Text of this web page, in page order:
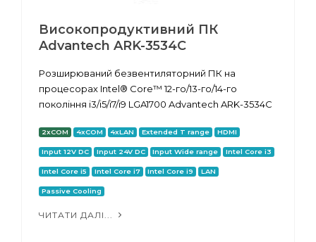
Високопродуктивний ПК
Advantech ARK-3534C
Розширюваний безвентиляторний ПК на
процесорах Intel® Core™ 12-го/13-го/14-го
покоління i3/i5/i7/i9 LGA1700 Advantech ARK-3534C
2xCOM 4xCOM 4xLAN Extended T range HDMI
Input 12V DC Input 24V DC Input Wide range Intel Core i3
Intel Core i5 Intel Core i7 Intel Core i9 LAN
Passive Cooling
ЧИТАТИ ДАЛІ...